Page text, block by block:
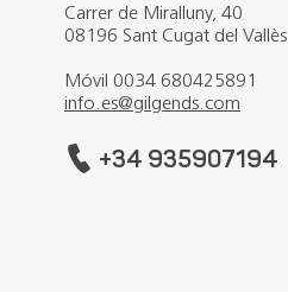
Carrer de Miralluny, 40
08196 Sant Cugat del Vallès
Móvil 0034 680425891
info.es@gilgends.com
+34 935907194